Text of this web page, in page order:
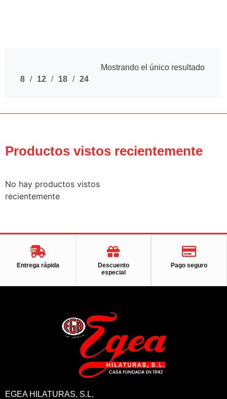
Mostrando el único resultado
8
12 18 24
Productos vistos recientemente
No hay productos vistos
recientemente
Entrega rápida
Descuento
especial
Pago seguro
EGEA HILATURAS, S.L.